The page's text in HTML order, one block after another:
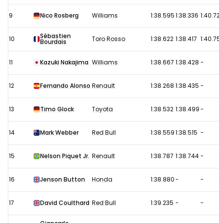
9 Nico Rosberg Williams 1:38.5951:38.336
10 Sébastien
Bourdais Toro Rosso 1:38.622 1:38.417
11 Kazuki Nakajima Williams 1:38.667 1:38.428 -
12 Fernando Alonso Renault 1:38.268 1:38.435 -
13 Timo Glock Toyota 1:38.532 1:38.499-
14 Mark Webber Red Bull 1:38.5591:38.515 -
15 Nelson Piquet Jr. Renault 1:38.787 1:38.744-
16 Jenson Button Honda 1:38.880- -
17 David Coulthard Red Bull 1:39.235 - -